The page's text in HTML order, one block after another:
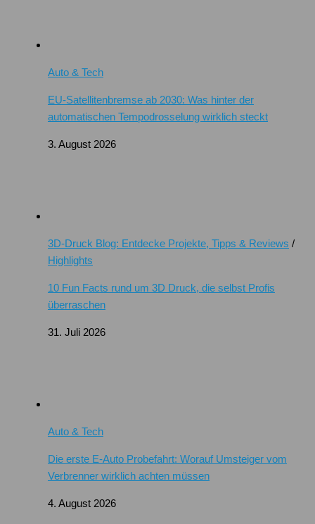
Auto & Tech
EU-Satellitenbremse ab 2030: Was hinter der
automatischen Tempodrosselung wirklich steckt
3. August 2026
3D-Druck Blog: Entdecke Projekte, Tipps & Reviews /
Highlights
10 Fun Facts rund um 3D Druck, die selbst Profis
überraschen
31. Juli 2026
Auto & Tech
Die erste E-Auto Probefahrt: Worauf Umsteiger vom
Verbrenner wirklich achten müssen
4. August 2026